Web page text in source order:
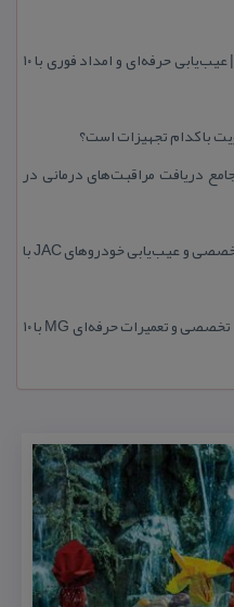
تعمیرگاه تخصصی كوییك در مشهد | عیب‌یابی حرفه‌ای و امداد فوری با ۱۰
دریافت مراقبت‌های درمانی در
امداد خودرو جك در مشهد | تعمیر تخصصی و عیب‌یابی خودروهای JAC با
تعمیرگاه ام جی در مشهد | عیب‌یابی تخصصی و تعمیرات حرفه‌ای MG با ۱۰